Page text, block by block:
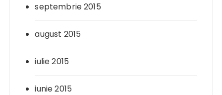
septembrie 2015
august 2015
iulie 2015
iunie 2015